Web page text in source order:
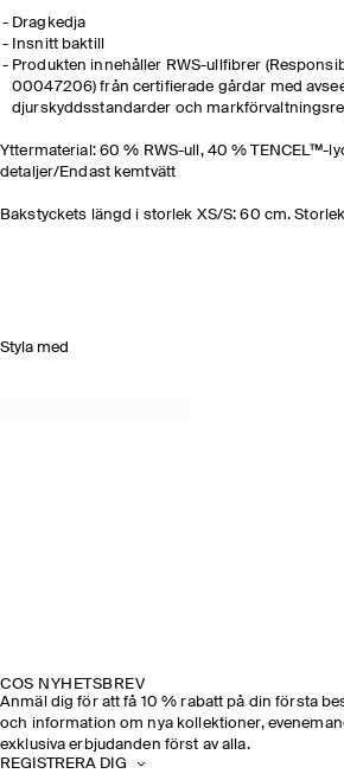
Dragkedja
Insnitt baktill
Produkten innehåller RWS-ullfibrer
00047206) från certifierade gårdar med
djurskyddsstandarder och
Yttermaterial: 60 % RWS-ull, 40 % TENCEL™-
detaljer/Endast kemtvätt
Bakstyckets längd i storlek XS/S: 60 cm.
Styla med
COS NYHETSBREV
Anmäl dig för att få 10 % rabatt på din första
och information om nya kollektioner,
exklusiva erbjudanden först av alla.
REGISTRERA DIG